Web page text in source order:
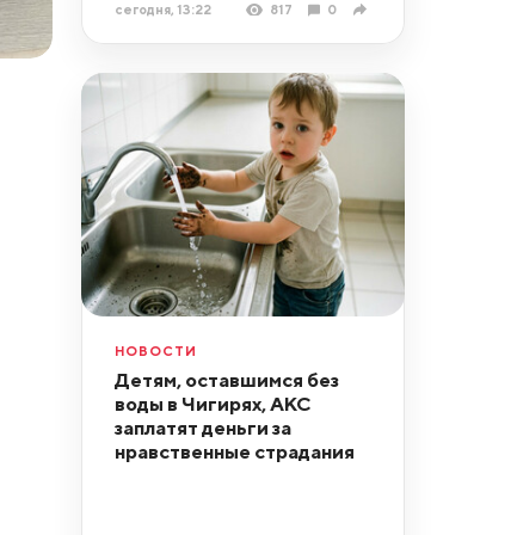
сегодня, 13:22 817 0
НОВОСТИ
Детям, оставшимся без
воды в Чигирях, АКС
заплатят деньги за
нравственные страдания